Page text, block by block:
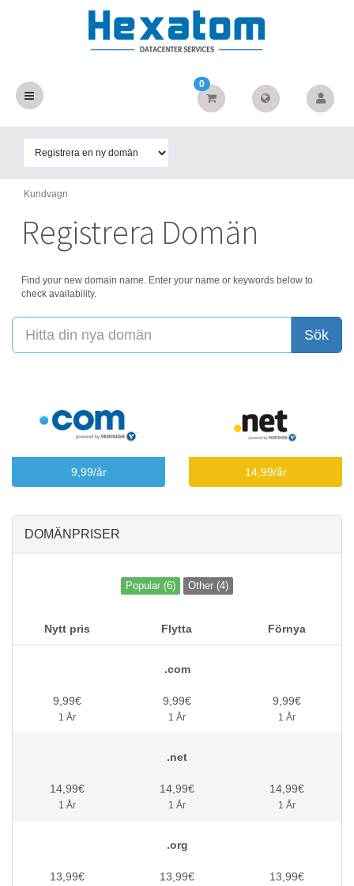
0
Kundvagn
Registrera Domän
Find your new domain name. Enter your name or keywords below to
check availability.
Sök
9,99/år 14,99/år
DOMÄNPRISER
Popular (6) Other (4)
Nytt pris Flytta Förnya
.com
9,99€
1 År
9,99€
1 År
9,99€
1 År
.net
14,99€
1 År
14,99€
1 År
14,99€
1 År
.org
13,99€ 13,99€ 13,99€